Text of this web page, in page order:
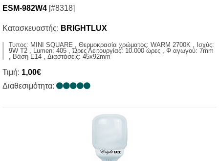
ESM-982W4 [#8318]
Κατασκευαστής: BRIGHTLUX
Τυπος: MINI SQUARE , Θερμοκρασία χρώματος: WARM 2700K , Ισχύς:
9W T2 , Lumen: 405 , Ώρες Λειτουργίας: 10.000 ώρες , Φ αγωγού: 7mm
, Βάση E14 , Διαστάσεις: 45x92mm
Τιμή: 1,00€
Διαθεσιμότητα: